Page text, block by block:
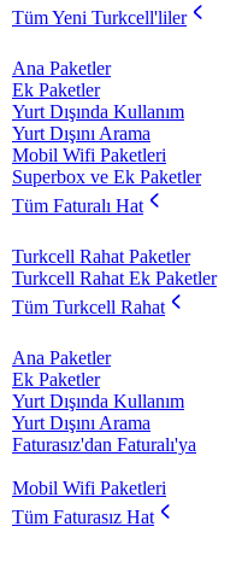
Tüm Yeni Turkcell'liler
Ana Paketler
Ek Paketler
Yurt Dışında Kullanım
Yurt Dışını Arama
Mobil Wifi Paketleri
Superbox ve Ek Paketler
Tüm Faturalı Hat
Turkcell Rahat Paketler
Turkcell Rahat Ek Paketler
Tüm Turkcell Rahat
Ana Paketler
Ek Paketler
Yurt Dışında Kullanım
Yurt Dışını Arama
Faturasız'dan Faturalı'ya
Mobil Wifi Paketleri
Tüm Faturasız Hat